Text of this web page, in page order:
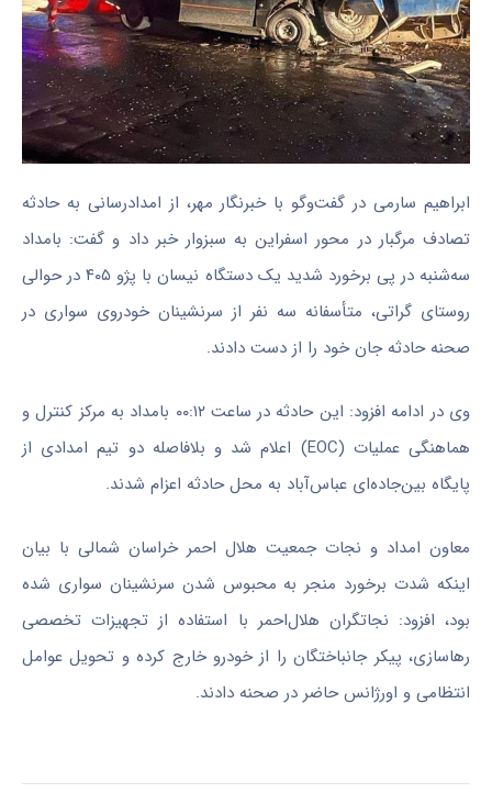
ابراهیم سارمی در گفت‌وگو با خبرنگار مهر، از امدادرسانی به حادثه
تصادف مرگبار در محور اسفراین به سبزوار خبر داد و گفت: بامداد
سه‌شنبه در پی برخورد شدید یک دستگاه نیسان با پژو ۴۰۵ در حوالی
روستای گراتی، متأسفانه سه نفر از سرنشینان خودروی سواری در
صحنه حادثه جان خود را از دست دادند.
وی در ادامه افزود: این حادثه در ساعت ۰۰:۱۲ بامداد به مرکز کنترل و
هماهنگی عملیات (EOC) اعلام شد و بلافاصله دو تیم امدادی از
پایگاه بین‌جاده‌ای عباس‌آباد به محل حادثه اعزام شدند.
معاون امداد و نجات جمعیت هلال احمر خراسان شمالی با بیان
اینکه شدت برخورد منجر به محبوس شدن سرنشینان سواری شده
بود، افزود: نجاتگران هلال‌احمر با استفاده از تجهیزات تخصصی
رهاسازی، پیکر جانباختگان را از خودرو خارج کرده و تحویل عوامل
انتظامی و اورژانس حاضر در صحنه دادند.